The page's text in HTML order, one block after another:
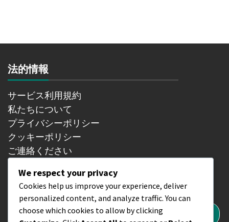
法的情報
サービス利用規約
私たちについて
プライバシーポリシー
クッキーポリシー
ご連絡ください
検索
Search
We respect your privacy
Cookies help us improve your experience, deliver
personalized content, and analyze traffic. You can
choose which cookies to allow by clicking